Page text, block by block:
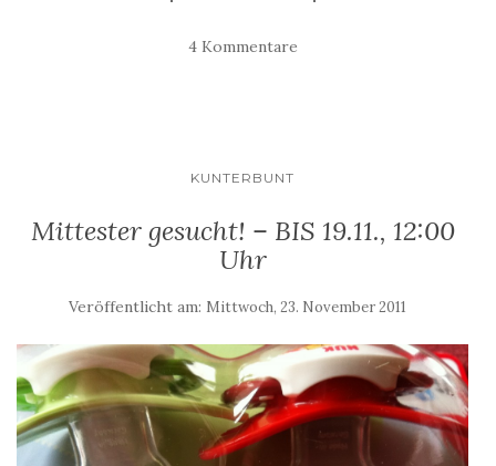
4 Kommentare
KUNTERBUNT
Mittester gesucht! – BIS 19.11., 12:00
Uhr
Veröffentlicht am: Mittwoch, 23. November 2011